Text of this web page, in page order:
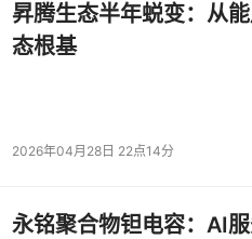
速迭代，企业的用人需求在
行业人才需求的变迁。华清远
后，必然催化和推动高端IT人
产品和服务塑造品牌，把握
昇腾生态半年蜕变：从
态根基
2026年04月28日 22点14分
永铭聚合物钽电容：AI